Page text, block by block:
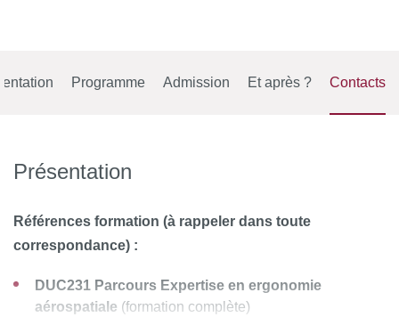
Programme Admission Et après ? Contacts
Présentation
Références formation (à rappeler dans toute
correspondance) :
DUC231 Parcours Expertise en ergonomie
aérospatiale (formation complète)